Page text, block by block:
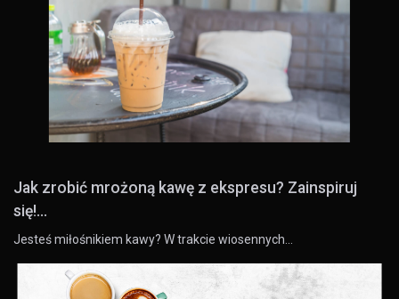
Jak zrobić mrożoną kawę z ekspresu? Zainspiruj
się!...
Jesteś miłośnikiem kawy? W trakcie wiosennych…